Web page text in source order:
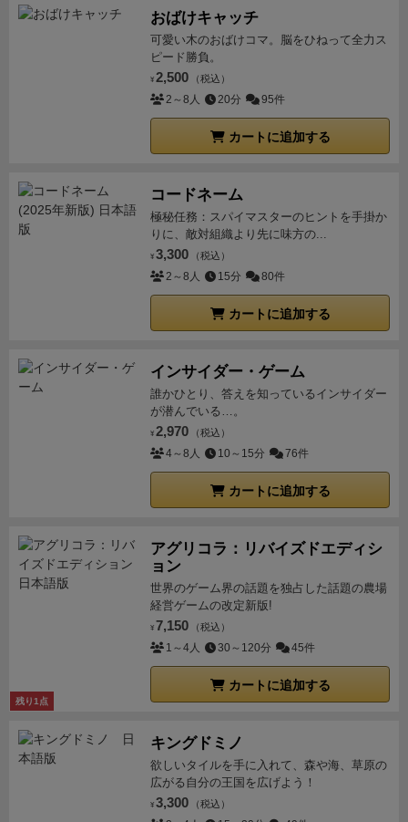
ている橋の庭にいる庭師には、再度その庭アクション
カードボーナスが貰える。逆に、他プレイヤーの庭師
が多く存在する橋のダイスは、全部使い切ってしまい
◾️補充は、お菊の井戸。(姫路城に本当にあるら
しい)。「ダイスの目−1金(6なら5金！)、家紋トーク
ン、真珠や鉄などの2つの資源」というミックスセッ
トがまとめて貰える。珍しい補充形態だが、9手番の
アクションをしたくない…中終盤はコンボが効いてき
て、案外アクションができるようになります。あまり
長いコンボは好みではありませんが、策を捻り出すの
は楽しいものです。 白鷺トラックが案外進めず、しか
も紋章が足りなくなるので、10VP以上の「冬」に入る
のはかなり難しい…。これを解消するには、稽古場の
にセットしておきます。気になる方は設定してみてく
※ レビューにご感想・ご不明な部分等ござい
ましたら、ご遠慮なく下にコメントください🙂
どっちかに偏っても勝利点が稼げません。
終得点が高い人が勝利します。
ソロモードについて
ロモードがついてるのでゲームシステムを知る上で何
度も遊びましたが、結構強かったです。
動きをしないと稼げないのと、24節気はどんどん進ん
でいくし、勝利点も地味に稼いでいきます。この間や
っと勝利しましたけど、66VS59と下ぶれた時に勝利
からねぇ・・・欠点と言えばデザイナーが赤の大聖堂
を手掛けていたというわけでもないですが、マニュア
ルが読みづらいですねぇ・・・なんかいろんなアクシ
ョンが複雑に絡んでいるようなゲームですからなおさ
らなんでしょうが、理解するのにちょっと難儀しまし
まぁ、正直戦略がよーわからんというのが正直な
感想で、1手番で一番強いアクションを探すのが上手
でもそうだろと言われたらそれまでなんだが・・・)
ロで何度か回してみて感じたのは、これが難易度が高
いのか、私の立ち回りが悪いのかはよーわかりませ
ん。ただプレイ感はやってみるとすっきりしてます
拡張が出る可能性があるデザイナーですので
期待しています。いろいろな要素を詰め込んでぎゅっ
んでみてはいかがでしょうか。
回ダイスピックして対応アクションするだけ。いかに
資源確保してワーカーいっぱい配置できるか頭を悩ま
すいいゲームでした。一手が重いし手番も足りない。
オートマ超強い。５回やってようやく最弱難
易度に勝てました。といってもダブルアクションほぼ
打たれなかった＆こっちのコンボが綺麗にはいったと
ころが大きいです。最高難易度に勝てる気が全くしな
「強すぎ」「イージーは先手だけどオートマのダブル
アクション誘発するんで実質ミディアム超では」みた
いなことも言われてました。 努力で勝てるレベルであ
ってほしい。正直勝てたらラッキーぐらいの気持ちで
やってます。そういう意味ではやっぱ9手番じゃ足り
ない。ようやく自藩が育ったぞってときに終わるので
ちょっと物足りない。あと1ラウンドくらいやりた
置・ダイスカラーの配置もランダムで、有効打が見え
ない。それを探すのを楽しめるか。やりがいはある。
取説の不親切を乗り越えるといろんな要素が絡み合っ
て重厚だけど箱サイズは中量級のそれっていう中々い
コンパクトサイズで重いゲームがや
りたいならおすすめです。※複数人プレイだと「ダイ
と思いますが、ソロプレイの感想ということで。 とり
あえずオートマ強すぎなんで心折れそうですが、曰く
7～8回に1回は勝てるくらいの難易度らしいので、有
効打までいかなくても取るべき行動はあるんでしょう
おばけキャッチ
可愛い木のおばけコマ。脳をひねって全力ス
ピード勝負。
¥ 2,500 （税込）
2～8人 20分 95件
カートに追加する
コードネーム
極秘任務：スパイマスターのヒントを手掛か
りに、敵対組織より先に味方の...
¥ 3,300 （税込）
2～8人 15分 80件
カートに追加する
インサイダー・ゲーム
誰かひとり、答えを知っているインサイダー
が潜んでいる…。
¥ 2,970 （税込）
4～8人 10～15分 76件
カートに追加する
残り1点
アグリコラ：リバイズドエディシ
ョン
世界のゲーム界の話題を独占した話題の農場
経営ゲームの改定新版!
¥ 7,150 （税込）
1～4人 30～120分 45件
カートに追加する
キングドミノ
欲しいタイルを手に入れて、森や海、草原の
広がる自分の王国を広げよう！
¥ 3,300 （税込）